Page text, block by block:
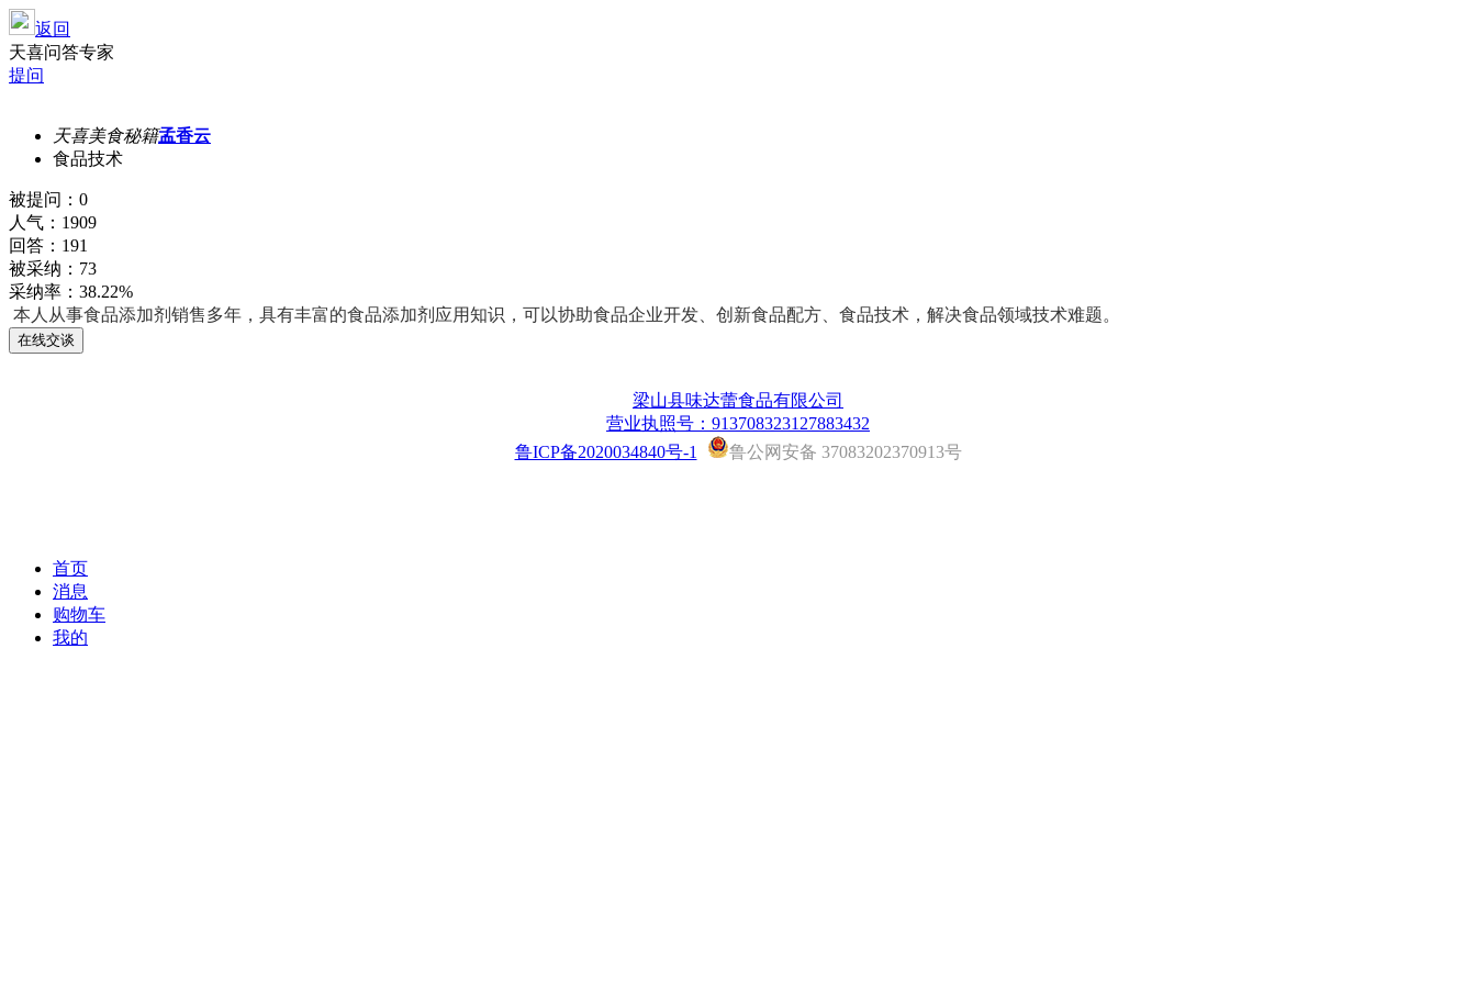
返回
天喜问答专家
提问
天喜美食秘籍孟香云
食品技术
被提问：0
人气：1909
回答：191
被采纳：73
采纳率：38.22%
本人从事食品添加剂销售多年，具有丰富的食品添加剂应用知识，可以协助食品企业开发、创新食品配方、食品技术，解决食品领域技术难题。
梁山县味达蕾食品有限公司
营业执照号：913708323127883432
鲁ICP备2020034840号-1
鲁公网安备 37083202370913号
首页
消息
购物车
我的